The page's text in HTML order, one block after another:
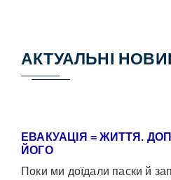
АКТУАЛЬНІ
ЕВАКУАЦІЯ = ЖИТТЯ.
ЙОГО
Поки ми доїдали паски й